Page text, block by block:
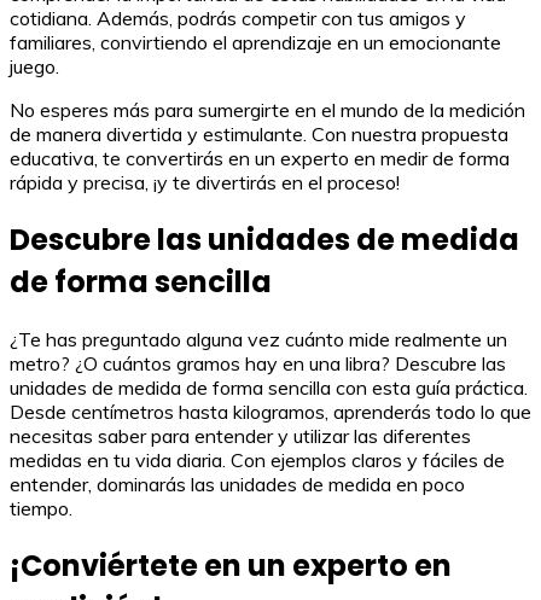
cotidiana. Además, podrás competir con tus amigos y
familiares, convirtiendo el aprendizaje en un emocionante
juego.
No esperes más para sumergirte en el mundo de la medición
de manera divertida y estimulante. Con nuestra propuesta
educativa, te convertirás en un experto en medir de forma
rápida y precisa, ¡y te divertirás en el proceso!
Descubre las unidades de medida
de forma sencilla
¿Te has preguntado alguna vez cuánto mide realmente un
metro? ¿O cuántos gramos hay en una libra? Descubre las
unidades de medida de forma sencilla con esta guía práctica.
Desde centímetros hasta kilogramos, aprenderás todo lo que
necesitas saber para entender y utilizar las diferentes
medidas en tu vida diaria. Con ejemplos claros y fáciles de
entender, dominarás las unidades de medida en poco
tiempo.
¡Conviértete en un experto en